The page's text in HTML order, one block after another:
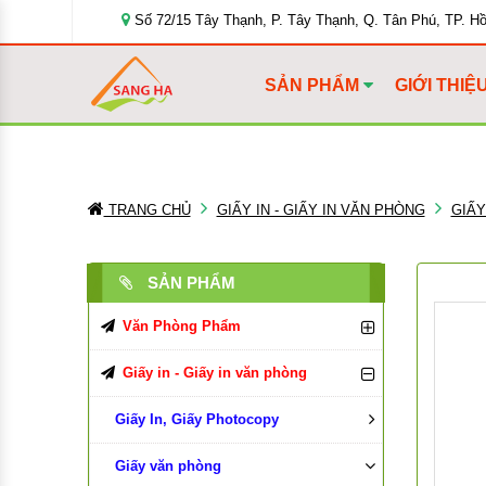
Số 72/15 Tây Thạnh, P. Tây Thạnh, Q. Tân Phú, TP.
SẢN PHẨM GIỚI
TRANG CHỦ GIẤY IN - GIẤY IN VĂN PHÒNG
SẢN PHẨM
Văn Phòng Phẩm
Bút Viết Các Loại
Bút Bi
Bút Chì, Ruột Chì
Bìa Đựng Hồ Sơ
Bìa Màu
Tập, Vở, Sổ
Giấy in - Giấy in văn phòng
Giấy In, Giấy Photocopy
Giấy in Double A
Giấy văn phòng